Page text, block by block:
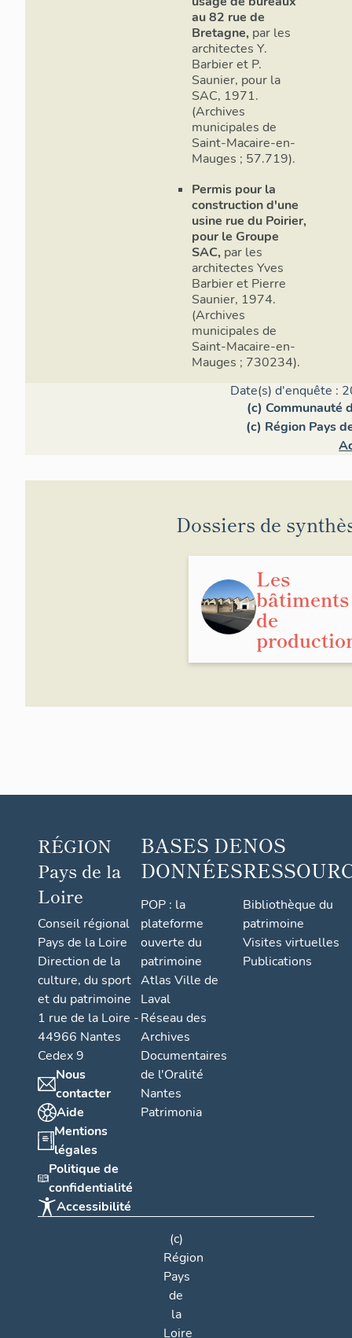
au 82 rue de
Bretagne, par les
architectes Y.
Barbier et P.
Saunier, pour la
SAC, 1971.
(Archives
municipales de
Saint-Macaire-en-
Mauges ; 57.719).
Permis pour la
construction d'une
usine rue du Poirier,
pour le Groupe
SAC, par les
architectes Yves
Barbier et Pierre
Saunier, 1974.
(Archives
municipales de
Saint-Macaire-en-
Mauges ; 730234).
Date(s) d'enquête :
(c) Communauté
(c) Région Pays
Dossiers de
Les
bâtiments
de
RÉGION
Pays de la
Loire
Conseil régional
Pays de la Loire
Direction de la
culture, du sport
et du patrimoine
1 rue de la Loire -
44966 Nantes
Cedex 9
Nous
contacter
Aide
Mentions
légales
Politique de
confidentialité
Accessibilité
BASES DE
DONNÉES
POP : la
plateforme
ouverte du
patrimoine
Atlas Ville de
Laval
Réseau des
Archives
Documentaires
de l'Oralité
Nantes
Patrimonia
NOS
Bibliothèque du
patrimoine
Visites virtuelles
Publications
(c)
Région
Pays
de
la
Loire